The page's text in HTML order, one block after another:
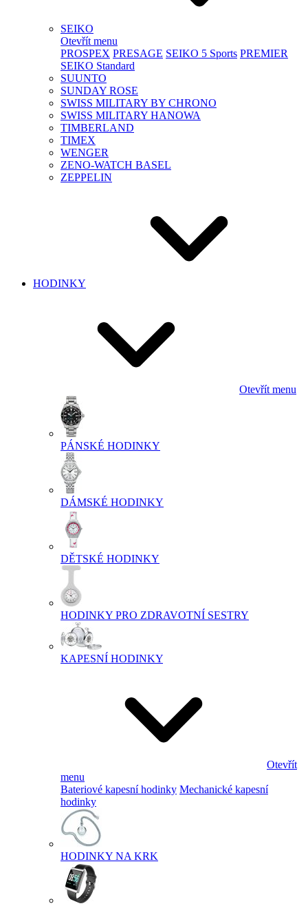
SEIKO
Otevřít menu
PROSPEX PRESAGE SEIKO 5 Sports PREMIER
SEIKO Standard
SUUNTO
SUNDAY ROSE
SWISS MILITARY BY CHRONO
SWISS MILITARY HANOWA
TIMBERLAND
TIMEX
WENGER
ZENO-WATCH BASEL
ZEPPELIN
HODINKY
Otevřít menu
PÁNSKÉ HODINKY
DÁMSKÉ HODINKY
DĚTSKÉ HODINKY
HODINKY PRO ZDRAVOTNÍ SESTRY
KAPESNÍ HODINKY
Otevřít
menu
Bateriové kapesní hodinky Mechanické kapesní
hodinky
HODINKY NA KRK